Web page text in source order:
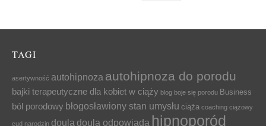
TAGI
asertywność autohipnoza autohipnoza do porodu
bajki terapeutyczne dla kobiet w ciąży blog boje się porodu Business
ból porodowy błogosławiony stan umysłu ciąża coaching ciążowy
cud narodzin doula doula odpowiada hipnoporód